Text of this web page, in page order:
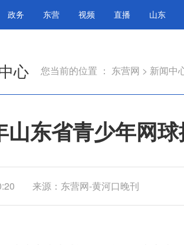
政务 东营 视频 直播 山东
心 您当前的位置 ： 东营网 > 新闻中
山东省青少年网
来源：东营网-黄河口晚刊